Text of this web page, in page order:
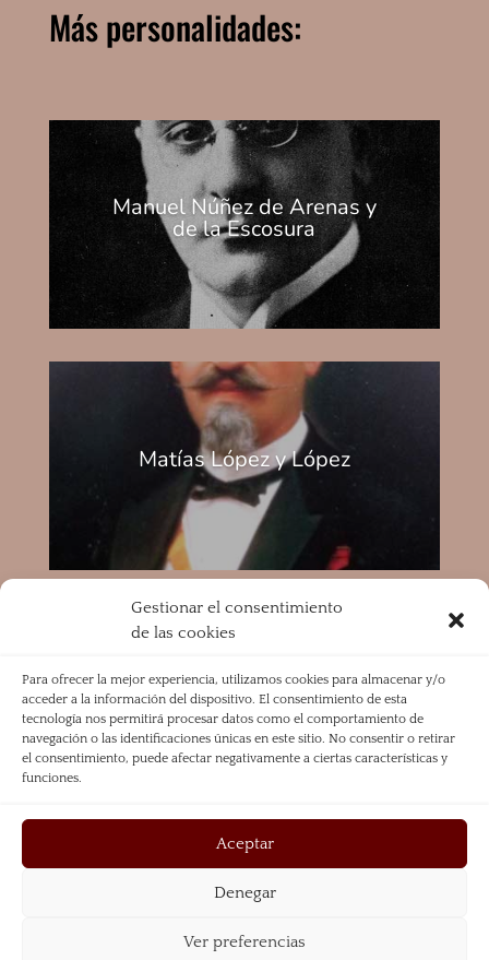
Gestionar el consentimiento
de las cookies
Para ofrecer la mejor experiencia, utilizamos cookies para almacenar y/o
acceder a la información del dispositivo. El consentimiento de esta
tecnología nos permitirá procesar datos como el comportamiento de
navegación o las identificaciones únicas en este sitio. No consentir o retirar
el consentimiento, puede afectar negativamente a ciertas características y
funciones.
Aceptar
Denegar
Ver preferencias
Más personalidades:
Manuel Núñez de Arenas y
de la Escosura
Matías López y López
Trinidad Marcos
Política de Privacidad